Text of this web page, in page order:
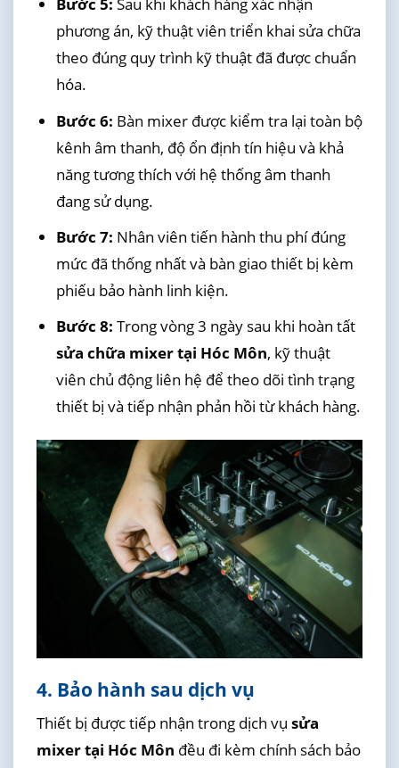
Bước 5: Sau khi khách hàng xác nhận
phương án, kỹ thuật viên triển khai sửa chữa
theo đúng quy trình kỹ thuật đã được chuẩn
hóa.
Bước 6: Bàn mixer được kiểm tra lại toàn bộ
kênh âm thanh, độ ổn định tín hiệu và khả
năng tương thích với hệ thống âm thanh
đang sử dụng.
Bước 7: Nhân viên tiến hành thu phí đúng
mức đã thống nhất và bàn giao thiết bị kèm
phiếu bảo hành linh kiện.
Bước 8: Trong vòng 3 ngày sau khi hoàn tất
sửa chữa mixer tại Hóc Môn, kỹ thuật
viên chủ động liên hệ để theo dõi tình trạng
thiết bị và tiếp nhận phản hồi từ khách hàng.
4. Bảo hành sau dịch vụ
Thiết bị được tiếp nhận trong dịch vụ sửa
mixer tại Hóc Môn đều đi kèm chính sách bảo